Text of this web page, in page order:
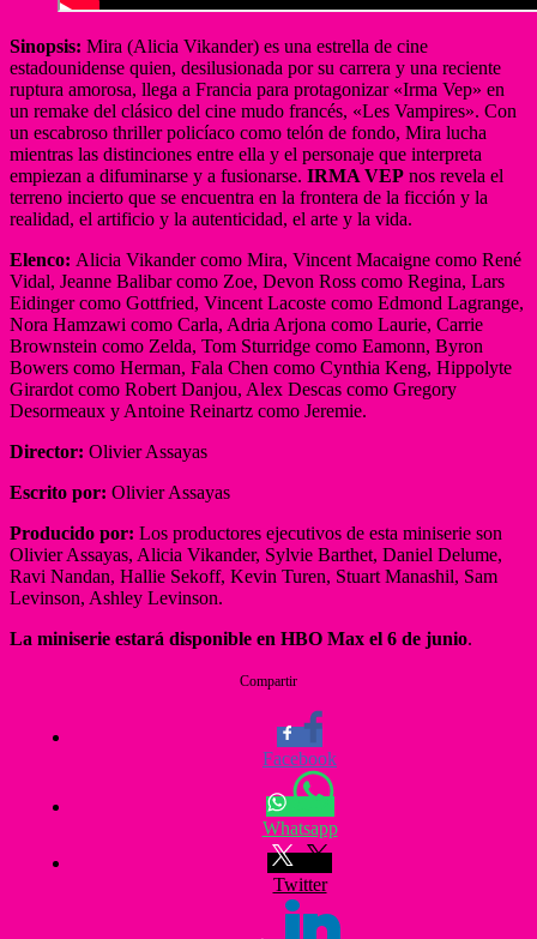
Sinopsis: Mira (Alicia Vikander) es una estrella de cine
estadounidense quien, desilusionada por su carrera y una reciente
ruptura amorosa, llega a Francia para protagonizar «Irma Vep» en
un remake del clásico del cine mudo francés, «Les Vampires». Con
un escabroso thriller policíaco como telón de fondo, Mira lucha
mientras las distinciones entre ella y el personaje que interpreta
empiezan a difuminarse y a fusionarse. IRMA VEP nos revela el
terreno incierto que se encuentra en la frontera de la ficción y la
realidad, el artificio y la autenticidad, el arte y la vida.
Elenco: Alicia Vikander como Mira, Vincent Macaigne como René
Vidal, Jeanne Balibar como Zoe, Devon Ross como Regina, Lars
Eidinger como Gottfried, Vincent Lacoste como Edmond Lagrange,
Nora Hamzawi como Carla, Adria Arjona como Laurie, Carrie
Brownstein como Zelda, Tom Sturridge como Eamonn, Byron
Bowers como Herman, Fala Chen como Cynthia Keng, Hippolyte
Girardot como Robert Danjou, Alex Descas como Gregory
Desormeaux y Antoine Reinartz como Jeremie.
Director: Olivier Assayas
Escrito por: Olivier Assayas
Producido por: Los productores ejecutivos de esta miniserie son
Olivier Assayas, Alicia Vikander, Sylvie Barthet, Daniel Delume,
Ravi Nandan, Hallie Sekoff, Kevin Turen, Stuart Manashil, Sam
Levinson, Ashley Levinson.
La miniserie estará disponible en HBO Max el 6 de junio.
Compartir
Facebook
Whatsapp
Twitter